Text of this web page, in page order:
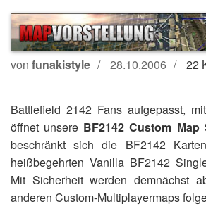
von funakistyle 28.10.2006 22
Battlefield 2142 Fans aufgepasst,
öffnet unsere BF2142 Custom Map
beschränkt sich die BF2142
heißbegehrten Vanilla BF2142
Mit Sicherheit werden demnächst
anderen Custom-Multiplayermaps